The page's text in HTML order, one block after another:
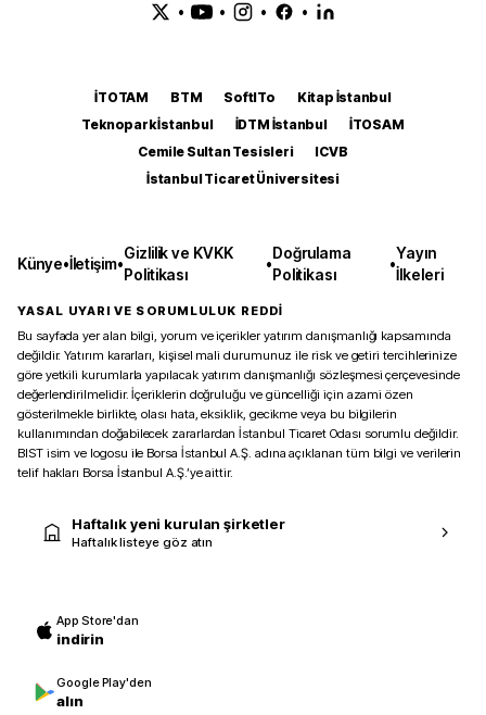
• • • •
İTOTAM BTM SoftITo
Kitap İstanbul
Teknopark İstanbul
İDTM İstanbul
İTOSAM
Cemile Sultan Tesisleri
ICVB
İstanbul Ticaret Üniversitesi
Künye•İletişim•
Gizlilik ve KVKK
Politikası
•
Doğrulama
Politikası
•
Yayın
İlkeleri
YASAL UYARI VE SORUMLULUK REDDİ
Bu sayfada yer alan bilgi, yorum ve içerikler yatırım danışmanlığı kapsamında
değildir. Yatırım kararları, kişisel mali durumunuz ile risk ve getiri tercihlerinize
göre yetkili kurumlarla yapılacak yatırım danışmanlığı sözleşmesi çerçevesinde
değerlendirilmelidir. İçeriklerin doğruluğu ve güncelliği için azami özen
gösterilmekle birlikte, olası hata, eksiklik, gecikme veya bu bilgilerin
kullanımından doğabilecek zararlardan İstanbul Ticaret Odası sorumlu değildir.
BIST isim ve logosu ile Borsa İstanbul A.Ş. adına açıklanan tüm bilgi ve verilerin
telif hakları Borsa İstanbul A.Ş.’ye aittir.
Haftalık yeni kurulan şirketler
Haftalık listeye göz atın
App Store'dan
indirin
Google Play'den
alın